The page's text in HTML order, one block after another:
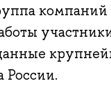
России.